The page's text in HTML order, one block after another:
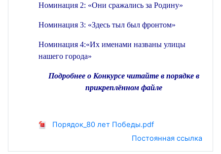
Номинация 2: «Они сражались за Родину»
Номинация 3: «Здесь тыл был фронтом»
Номинация 4:«Их именами названы улицы
нашего города»
Подробнее о Конкурсе читайте в порядке в
прикреплённом файле
Порядок_80 лет Победы.pdf
Постоянная ссылка